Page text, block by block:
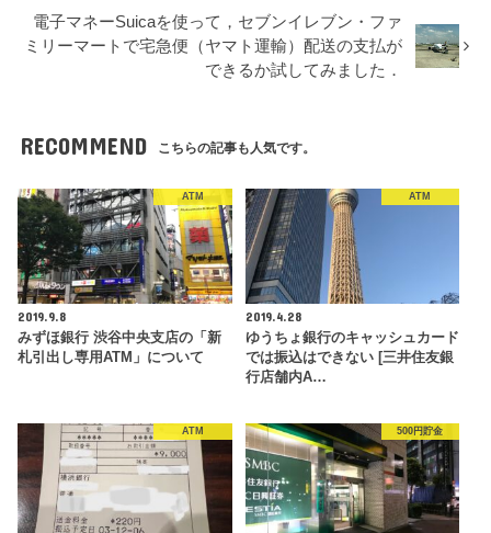
電子マネーSuicaを使って，セブンイレブン・ファ
ミリーマートで宅急便（ヤマト運輸）配送の支払が
できるか試してみました．
RECOMMEND こちらの記事も人気です。
ATM
2019.9.8
みずほ銀行 渋谷中央支店の「新
札引出し専用ATM」について
ATM
2019.4.28
ゆうちょ銀行のキャッシュカード
では振込はできない [三井住友銀
行店舗内A…
ATM 500円貯金